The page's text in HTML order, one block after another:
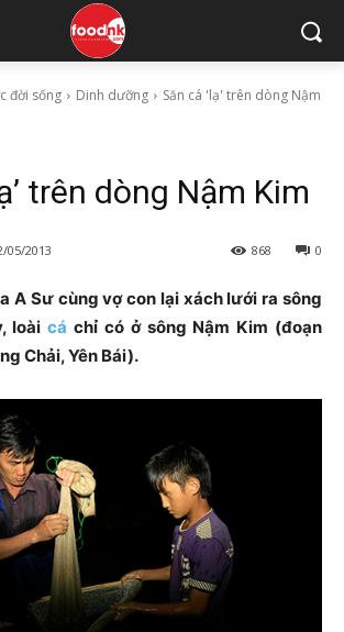
đời sống Dinh dưỡng
Săn cá 'lạ' trên dòng Nậm
trên dòng Nậm Kim
05/2013 0
868
A Sư cùng vợ con lại xách lưới ra sông
loàicá chỉ có ở sông Nậm Kim (đoạn
Chải, Yên Bái).